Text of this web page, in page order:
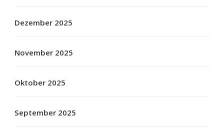
Dezember 2025
November 2025
Oktober 2025
September 2025